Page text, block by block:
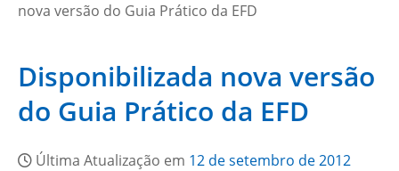
nova versão do Guia Prático da EFD
Disponibilizada nova versão
do Guia Prático da EFD
Última Atualização em 12 de setembro de 2012